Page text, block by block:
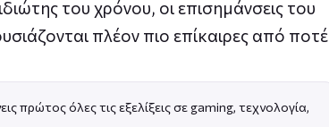
του χρόνου, οι επισημάνσεις του
πλέον πιο επίκαιρες από
πρώτος όλες τις εξελίξεις σε gaming, τεχνολογία,